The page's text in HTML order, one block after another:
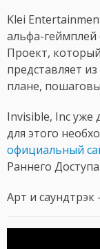
Klei
альфа-геймплей
Проект,
представляет
плане,
Invisible, Inc уже
для этого
официальный
Раннего
Арт и